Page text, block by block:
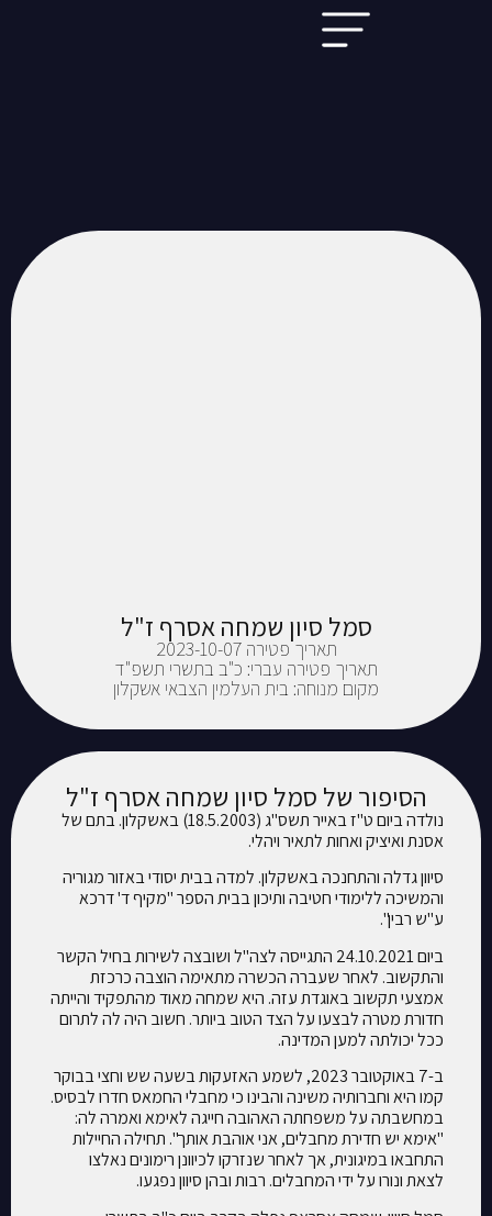
סמל סיון שמחה אסרף ז"ל
תאריך פטירה 2023-10-07
תאריך פטירה עברי: כ"ב בתשרי תשפ"ד
מקום מנוחה: בית העלמין הצבאי אשקלון
הסיפור של סמל סיון שמחה אסרף ז"ל
נולדה ביום ט"ז באייר תשס"ג (18.5.2003) באשקלון. בתם של
אסנת ואיציק ואחות לתאיר ויהלי.
סיוון גדלה והתחנכה באשקלון. למדה בבית יסודי באזור מגוריה
והמשיכה ללימודי חטיבה ותיכון בבית הספר "מקיף ד' דרכא
ע"ש רבין".
ביום 24.10.2021 התגייסה לצה"ל ושובצה לשירות בחיל הקשר
והתקשוב. לאחר שעברה הכשרה מתאימה הוצבה כרכזת
אמצעי תקשוב באוגדת עזה. היא שמחה מאוד מהתפקיד והייתה
חדורת מטרה לבצעו על הצד הטוב ביותר. חשוב היה לה לתרום
ככל יכולתה למען המדינה.
ב-7 באוקטובר 2023, לשמע האזעקות בשעה שש וחצי בבוקר
קמו היא וחברותיה משינה והבינו כי מחבלי החמאס חדרו לבסיס.
במחשבתה על משפחתה האהובה חייגה לאימא ואמרה לה:
"אימא יש חדירת מחבלים, אני אוהבת אותך". תחילה החיילות
התחבאו במיגונית, אך לאחר שנזרקו לכיוונן רימונים נאלצו
לצאת ונורו על ידי המחבלים. רבות ובהן סיוון נפגעו.